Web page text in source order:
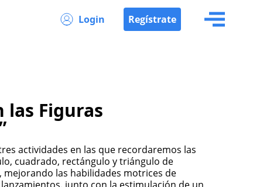
Login Regístrate
las Figuras
actividades en las que recordaremos las
cuadrado, rectángulo y triángulo de
mejorando las habilidades motrices de